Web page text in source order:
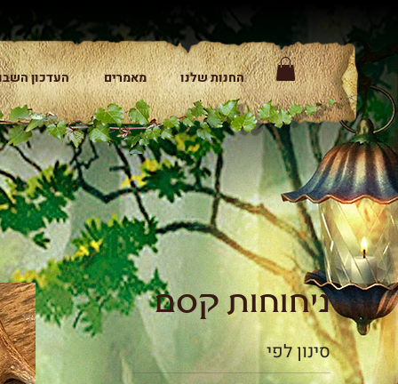
החנות שלנו מאמרים העדכון
ניחוחות קסם
סינון לפי